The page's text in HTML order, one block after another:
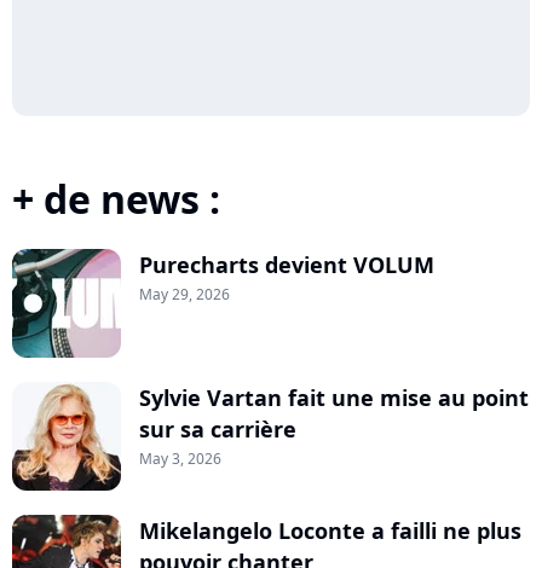
+ de news :
Purecharts devient VOLUM
May 29, 2026
Sylvie Vartan fait une mise au point
sur sa carrière
May 3, 2026
Mikelangelo Loconte a failli ne plus
pouvoir chanter